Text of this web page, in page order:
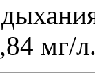
мг/